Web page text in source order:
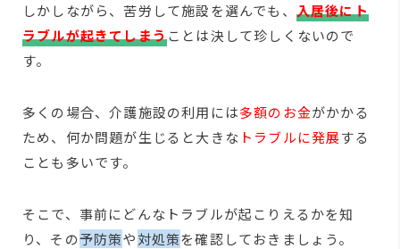
しかしながら、苦労して施設を選んでも、 入居後にト
ラブルが起きてしまうことは決して珍しくないので
す。
多くの場合、介護施設の利用には多額のお金がかかる
ため、何か問題が生じると大きな トラブルに発展する
ことも多いです。
そこで、事前にどんなトラブルが起こりえるかを知
り、その予防策や対処策を確認しておきましょう。